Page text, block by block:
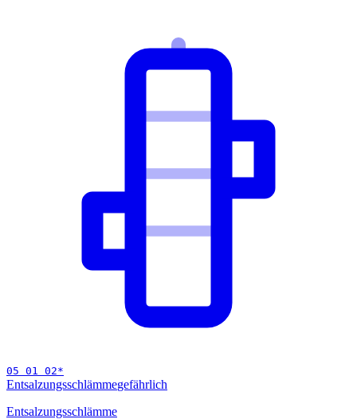
05 01 02*
Entsalzungsschlämmegefährlich
Entsalzungsschlämme